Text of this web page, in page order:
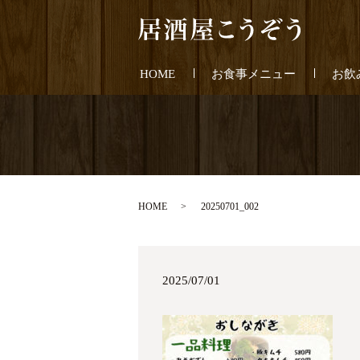
HOME お食事メニュー お飲
HOME 20250701_002
2025/07/01